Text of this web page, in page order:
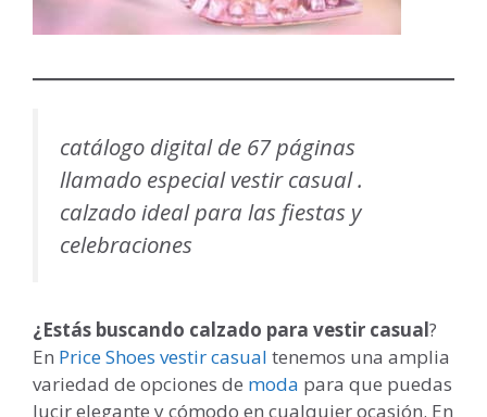
catálogo digital de 67 páginas
llamado especial vestir casual .
calzado ideal para las fiestas y
celebraciones
¿Estás buscando calzado para vestir casual?
En Price Shoes vestir casual tenemos una amplia
variedad de opciones de moda para que puedas
lucir elegante y cómodo en cualquier ocasión. En